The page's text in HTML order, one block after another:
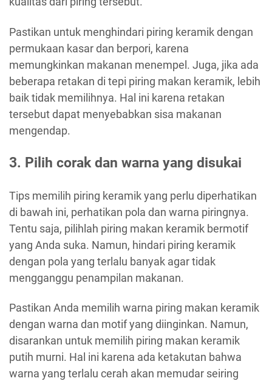
Pastikan untuk menghindari piring keramik dengan
permukaan kasar dan berpori, karena
memungkinkan makanan menempel. Juga, jika ada
beberapa retakan di tepi piring makan keramik, lebih
baik tidak memilihnya. Hal ini karena retakan
tersebut dapat menyebabkan sisa makanan
mengendap.
3. Pilih corak dan warna yang disukai
Tips memilih piring keramik yang perlu diperhatikan
di bawah ini, perhatikan pola dan warna piringnya.
Tentu saja, pilihlah piring makan keramik bermotif
yang Anda suka. Namun, hindari piring keramik
dengan pola yang terlalu banyak agar tidak
mengganggu penampilan makanan.
Pastikan Anda memilih warna piring makan keramik
dengan warna dan motif yang diinginkan. Namun,
disarankan untuk memilih piring makan keramik
putih murni. Hal ini karena ada ketakutan bahwa
warna yang terlalu cerah akan memudar seiring